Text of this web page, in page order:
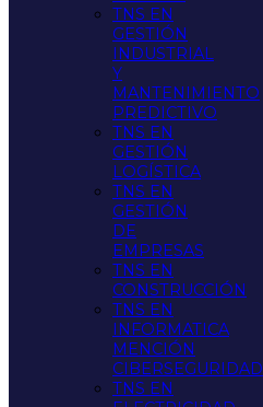
TNS EN
GESTIÓN
INDUSTRIAL
Y
MANTENIMIENTO
PREDICTIVO
TNS EN
GESTIÓN
LOGÍSTICA
TNS EN
GESTIÓN
DE
EMPRESAS
TNS EN
CONSTRUCCIÓN
TNS EN
INFORMATICA
MENCIÓN
CIBERSEGURIDAD
TNS EN